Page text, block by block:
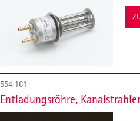
554 161
Entladungsröhre,